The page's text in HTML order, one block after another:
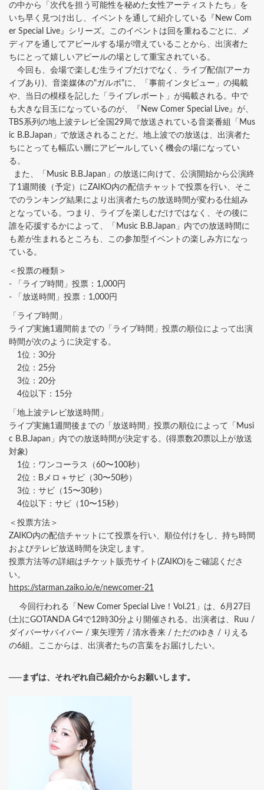
の中から「次代を担う可能性を秘めた女性アーティストたち」を
いち早く見つけ出し、イベントを通して紹介している『New Com
er Special Live』シリーズ。このイベントは回を重ねるごとに、メ
ディアを通してアピールする場が増えていることから、出演者た
ちにとって嬉しいアピールの場として重宝されている。
今回も、会場で楽しむ生ライブだけでなく、ライブ配信(アーカ
イブあり)、音楽媒体の"ガルポ"に、「事前インタビュー」の掲載
や、当日の模様を記した「ライブレポート」が掲載される。中で
も大きな目玉になっているのが、『New Comer Special Live』が、
TBS系列の地上波テレビ全国29局で放送されている音楽番組「Mus
ic B.B.Japan」で放送されることだ。地上波での放送は、出演者た
ちにとっても幅広い層にアピールしていく機会の場になってい
る。
また、「Music B.B.Japan」の放送に向けて、公演開始から公演終
了1週間後（予定）にZAIKO内の配信チャットで投票を行い、そこ
でのランキング結果により出演者たちの放送時間が変わる仕組み
となっている。つまり、ライブを楽しむだけではなく、その後に
誰を応援するかによって、「Music B.B.Japan」内での放送時間に
も差が生まれるところも、この参加型イベントの楽しみ方になっ
ている。
＜投票の種類＞
- 「ライブ時間」投票：1,000円
- 「放送時間」投票：1,000円
「ライブ時間」
ライブ実施1週間前までの「ライブ時間」投票の順位によって出演
時間が次のように決定する。
1位：30分
2位：25分
3位：20分
4位以下：15分
「地上波テレビ放送時間」
ライブ実施1週間後までの「放送時間」投票の順位によって「Musi
c B.B.Japan」内での放送時間が決定する。(得票数20票以上が放送
対象)
1位：ワンコーラス（60〜100秒）
2位：Bメロ＋サビ（30〜50秒）
3位：サビ（15〜30秒）
4位以下：サビ（10〜15秒）
＜投票方法＞
ZAIKO内の配信チャットにて投票を行い、順位付けをし、持ち時間
およびテレビ放送時間を決定します。
投票方法等の詳細はチケット販売サイト(ZAIKO)をご確認くださ
い。
https://starman.zaiko.io/e/newcomer-21
今回行われる「New Comer Special Live！Vol.21」は、6月27日
(土)にGOTANDA G4で12時30分より開催される。出演者は、Ruu /
ダイバーサバイバー / 東矢理芳 / 清水香来 / ただのゆき / りえる
の6組。ここからは、出演者たちの言葉をお届けしたい。
──まずは、それぞれ自己紹介からお願いします。